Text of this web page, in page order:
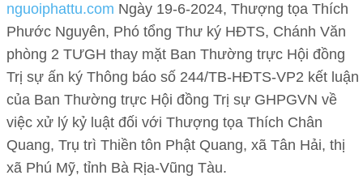
nguoiphattu.com Ngày 19-6-2024, Thượng tọa Thích
Phước Nguyên, Phó tổng Thư ký HĐTS, Chánh Văn
phòng 2 TƯGH thay mặt Ban Thường trực Hội đồng
Trị sự ấn ký Thông báo số 244/TB-HĐTS-VP2 kết luận
của Ban Thường trực Hội đồng Trị sự GHPGVN về
việc xử lý kỷ luật đối với Thượng tọa Thích Chân
Quang, Trụ trì Thiền tôn Phật Quang, xã Tân Hải, thị
xã Phú Mỹ, tỉnh Bà Rịa-Vũng Tàu.